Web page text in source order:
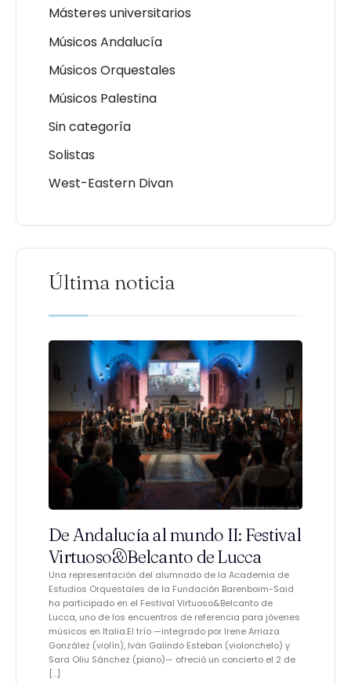
Másteres universitarios
Músicos Andalucía
Músicos Orquestales
Músicos Palestina
Sin categoría
Solistas
West-Eastern Divan
Última noticia
De Andalucía al mundo II: Festival
Virtuoso&Belcanto de Lucca
Una representación del alumnado de la Academia de
Estudios Orquestales de la Fundación Barenboim-Said
ha participado en el Festival Virtuoso&Belcanto de
Lucca, uno de los encuentros de referencia para jóvenes
músicos en Italia.El trío —integrado por Irene Arriaza
González (violín), Iván Galindo Esteban (violonchelo) y
Sara Oliu Sánchez (piano)— ofreció un concierto el 2 de
[…]